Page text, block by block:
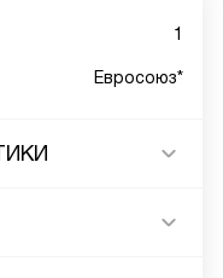
1
Евросоюз*